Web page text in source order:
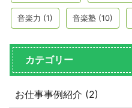
音楽力 (1) 音楽塾 (10)
カテゴリー
お仕事事例紹介 (2)